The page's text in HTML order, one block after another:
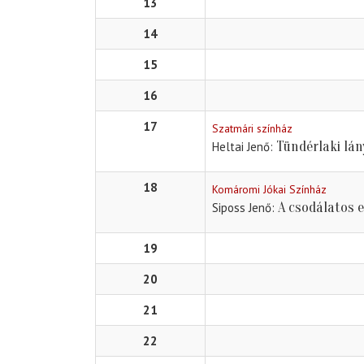
14
15
16
17
Szatmári színház
Heltai Jenő Tündérlaki
18 Komáromi Jókai Színház
Siposs Jenő A csodálatos
19
20
21
22